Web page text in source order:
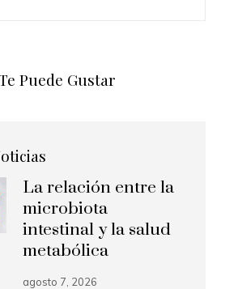
Puede Gustar
La relación entre la
microbiota
intestinal y la salud
metabólica
agosto 7, 2026